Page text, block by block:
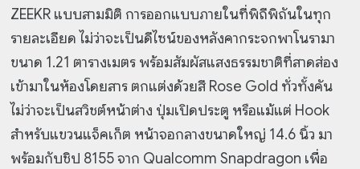
ZEEKR แบบสามมิติ การออกแบบภายในที่พิถีพิถันในทุก
รายละเอียด ไม่ว่าจะเป็นดีไซน์ของหลังคากระจกพาโนรามา
ขนาด 1.21 ตารางเมตร พร้อมสัมผัสแสงธรรมชาติที่สาดส่อง
เข้ามาในห้องโดยสาร ตกแต่งด้วยสี Rose Gold ทั่วทั้งคัน
ไม่ว่าจะเป็นสวิชต์หน้าต่าง ปุ่มเปิดประตู หรือแม้แต่ Hook
สำหรับแขวนแจ็คเก็ต หน้าจอกลางขนาดใหญ่ 14.6 นิ้ว มา
พร้อมกับชิป 8155 จาก Qualcomm Snapdragon เพื่อ